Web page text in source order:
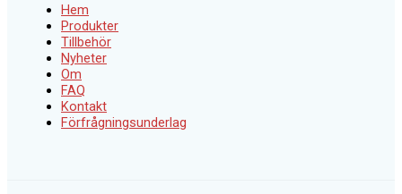
Hem
Produkter
Tillbehör
Nyheter
Om
FAQ
Kontakt
Förfrågningsunderlag